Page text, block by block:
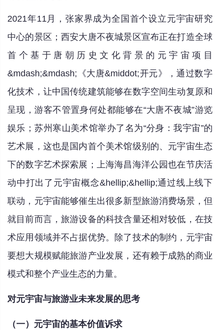
2021年11月，张家界成为全国首个设立元宇宙研究
中心的景区；西安大唐不夜城景区宣布正在打造全球
首个基于唐朝历史文化背景的元宇宙项目
&mdash;&mdash;《大唐&middot;开元》，通过数字
化技术，让中国传统建筑能够在数字空间生动复原和
呈现，游客不管置身何处都能够在“大唐不夜城”游览
娱乐；苏州寒山美术馆举办了名为“分身：我宇宙”的
艺术展，这也是国内首个美术馆级别的、元宇宙生态
下的数字艺术探索展；上海海昌海洋公园也在节庆活
动中打出了元宇宙概念&hellip;&hellip;通过线上线下
联动，元宇宙能够催生出很多新型旅游消费场景，但
就目前而言，旅游设备的科技含量还相对较低，在技
术应用领域并不占据优势。除了技术的制约，元宇宙
要想大规模赋能旅游产业发展，还有赖于成熟的商业
模式和整个产业生态的力量。
对元宇宙与旅游业未来发展的思考
（一）元宇宙的基本价值诉求